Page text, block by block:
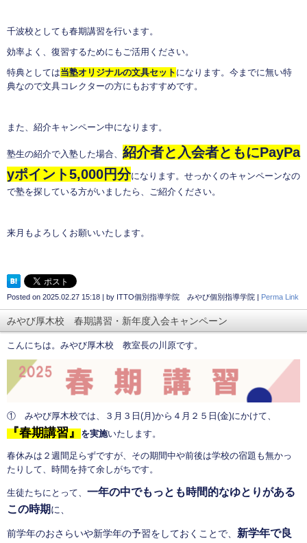
千波校としても春期講習を行います。
効率よく、復習するためにもご活用ください。
特典としては当塾オリジナルの文具セット になります。今までに無い特
典なので文具コレクターの方にもおすすめです。
また、紹介キャンペーン中になります。
塾生の紹介で入塾した場合、 紹介者と入会者ともにPayPa
yポイント5,000円分になります。せっかくのキャンペーンなの
で塾を探している方がいましたら、ご紹介ください。
来月もよろしくお願いいたします。
Posted on 2025.02.27 15:18 | by ITTO個別指導学院 みやび個別指導学院 | Perma Link
みやび厚木校 春期講習・新年度入会キャンペーン
こんにちは。みやび厚木校 教室長の川原です。
① みやび厚木校では、３月３日(月)から４月２５日(金)にかけて、
『春期講習』を実施いたします。
春休みは２週間足らずですが、その期間中や前後は学校の宿題も無かっ
たりして、時間を持て余しがちです。
生徒たちにとって、 一年の中でもっとも時間的なゆとりがある
この時期に、
前学年のおさらいや新学年の予習をしておくことで、 新学年で良